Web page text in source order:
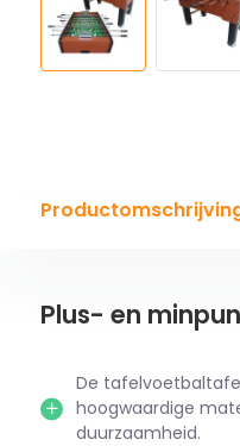
Plus- en
De
hoogwaardige
duurzaamheid.